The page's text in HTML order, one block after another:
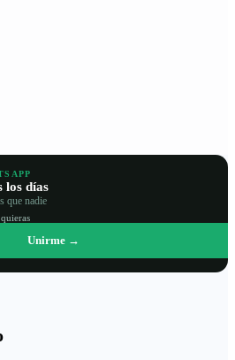
los días
que nadie
Unirme →